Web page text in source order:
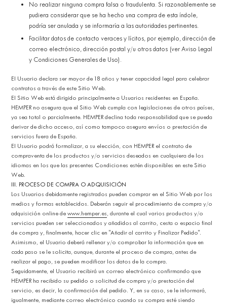
No realizar ninguna compra falsa o fraudulenta. Si razonablemente se
pudiera considerar que se ha hecho una compra de esta índole,
podría ser anulada y se informaría a las autoridades pertinentes.
Facilitar datos de contacto veraces y lícitos, por ejemplo, dirección de
correo electrónico, dirección postal y/u otros datos (ver Aviso Legal
y Condiciones Generales de Uso).
El Usuario declara ser mayor de 18 años y tener capacidad legal para celebrar
contratos a través de este Sitio Web.
El Sitio Web está dirigido principalmente a Usuarios residentes en España.
HEMPER no asegura que el Sitio Web cumpla con legislaciones de otros países,
ya sea total o parcialmente. HEMPER declina toda responsabilidad que se pueda
derivar de dicho acceso, así como tampoco asegura envíos o prestación de
servicios fuera de España.
El Usuario podrá formalizar, a su elección, con HEMPER el contrato de
compraventa de los productos y/o servicios deseados en cualquiera de los
idiomas en los que las presentes Condiciones estén disponibles en este Sitio
Web.
III. PROCESO DE COMPRA O ADQUISICIÓN
Los Usuarios debidamente registrados pueden comprar en el Sitio Web por los
medios y formas establecidos. Deberán seguir el procedimiento de compra y/o
adquisición online de www.hemper.es , durante el cual varios productos y/o
servicios pueden ser seleccionados y añadidos al carrito, cesta o espacio final
de compra y, finalmente, hacer clic en "Añadir al carrito y Finalizar Pedido".
Asimismo, el Usuario deberá rellenar y/o comprobar la información que en
cada paso se le solicita, aunque, durante el proceso de compra, antes de
realizar el pago, se pueden modificar los datos de la compra.
Seguidamente, el Usuario recibirá un correo electrónico confirmando que
HEMPER ha recibido su pedido o solicitud de compra y/o prestación del
servicio, es decir, la confirmación del pedido. Y, en su caso, se le informará,
igualmente, mediante correo electrónico cuando su compra esté siendo